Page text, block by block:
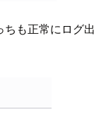
も正常にログ出